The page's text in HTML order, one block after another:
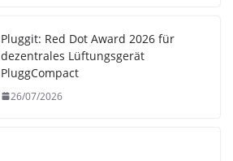
Pluggit: Red Dot Award 2026 für
dezentrales Lüftungsgerät
PluggCompact
26/07/2026